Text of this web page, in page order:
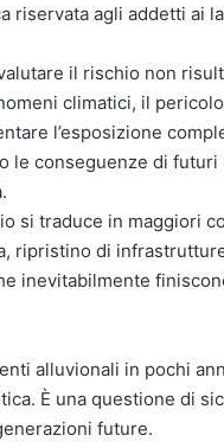
riservata agli addetti ai
il rischio non
climatici, il
l’esposizione
le conseguenze di
si traduce in maggiori
ripristino di
inevitabilmente
alluvionali in pochi
È una questione di
future.